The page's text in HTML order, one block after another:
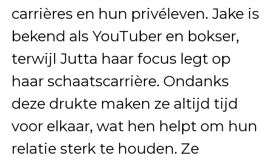
carrières en hun privéleven. Jake is
bekend als YouTuber en bokser,
terwijl Jutta haar focus legt op
haar schaatscarrière. Ondanks
deze drukte maken ze altijd tijd
voor elkaar, wat hen helpt om hun
relatie sterk te houden. Ze